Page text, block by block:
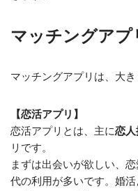
マッチングアプ
マッチングアプリは、大き
【恋活アプリ】
恋活アプリとは、主に恋人
リです。
まずは出会いが欲しい、
代の利用が多いです。婚